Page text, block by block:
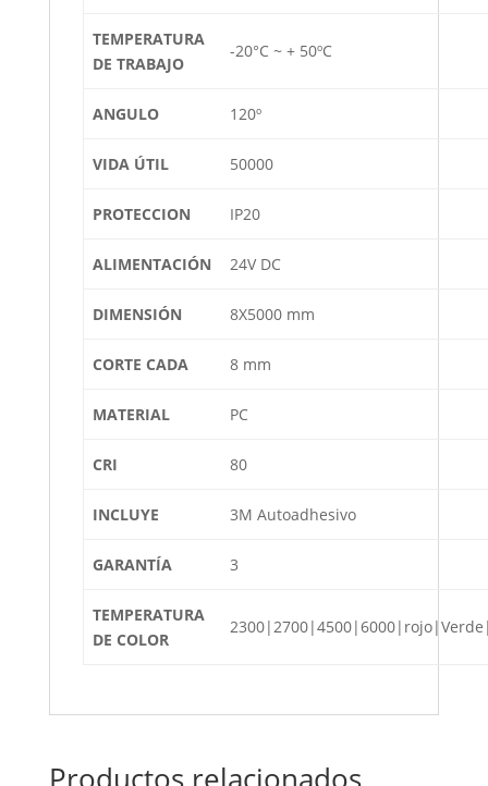
TEMPERATURA
DE TRABAJO
-20°C ~ + 50ºC
ANGULO 120º
VIDA ÚTIL 50000
PROTECCION IP20
ALIMENTACIÓN 24V DC
DIMENSIÓN 8X5000 mm
CORTE CADA 8 mm
MATERIAL PC
CRI 80
INCLUYE 3M Autoadhesivo
GARANTÍA 3
TEMPERATURA
DE COLOR
Productos relacionados